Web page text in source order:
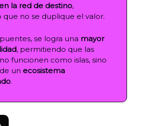
la red de destino,
que no se duplique el valor.
se logra una mayor
, permitiendo que las
funcionen como islas, sino
un ecosistema
.